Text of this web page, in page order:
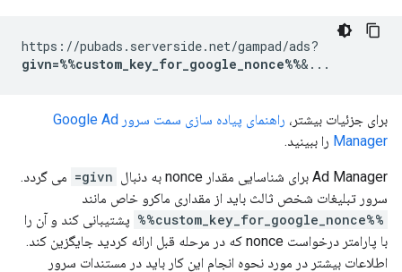
https://pubads.serverside.net/gampad/ads?
givn=%%custom_key_for_google_nonce%%&...
برای جزئیات بیشتر،
راهنمای پیاده سازی سمت سرور Google Ad
Manager را ببینید.
Ad Manager برای شناسایی مقدار nonce به دنبال givn=
می گردد.
سرور تبلیغات شخص ثالث باید از مقداری ماکرو خاص مانند
%%custom_key_for_google_nonce%%
پشتیبانی کند و آن را
با پارامتر درخواست nonce که در مرحله قبل ارائه کردید جایگزین کند.
اطلاعات بیشتر در مورد نحوه انجام این کار باید در مستندات سرور